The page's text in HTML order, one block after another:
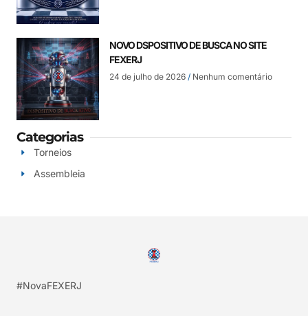
NOVO DSPOSITIVO DE BUSCA NO SITE
FEXERJ
24 de julho de 2026 Nenhum comentário
Categorias
Torneios
Assembleia
#NovaFEXERJ